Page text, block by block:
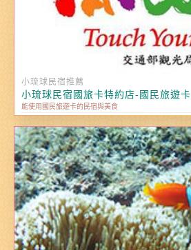
小琉球民宿推薦
小琉球民宿國旅卡特約店-國民旅遊卡
能使用國民旅遊卡的民宿與美食